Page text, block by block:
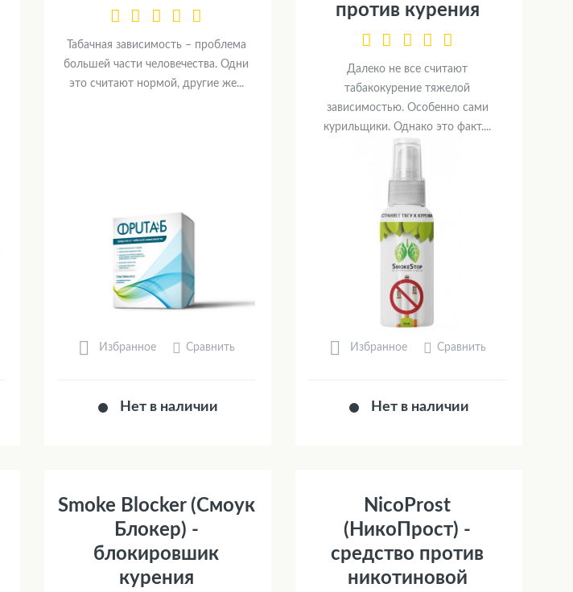
Табачная зависимость – проблема
большей части человечества. Одни
это считают нормой, другие же...
Избранное Сравнить
Нет в наличии
против курения
Далеко не все считают
табакокурение тяжелой
зависимостью. Особенно сами
курильщики. Однако это факт....
Избранное Сравнить
Нет в наличии
Smoke Blocker (Смоук
Блокер) -
блокировшик
курения
NicoProst
(НикоПрост) -
средство против
никотиновой